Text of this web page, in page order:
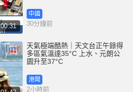
00:31
中國
30分鐘前
天氣極端酷熱｜天文台正午錄得
多區氣溫達35°C 上水、元朗公
園升至37°C
港聞
2小時前